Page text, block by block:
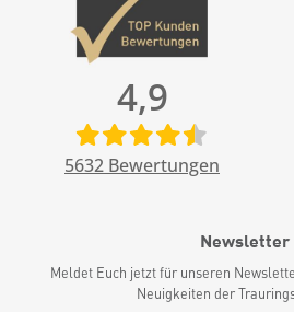
4,9
5632 Bewertungen
Newsletter
Meldet Euch jetzt für unseren
Neuigkeiten der